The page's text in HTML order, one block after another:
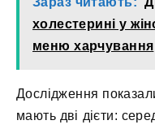
холестерині у
меню харчування
Дослідження
мають дві дієти: